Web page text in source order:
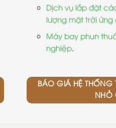
Dịch vụ lắp đặt
lượng mặt trời
Máy bay phun
nghiệp.
BÁO GIÁ HỆ THỐNG
NHỎ